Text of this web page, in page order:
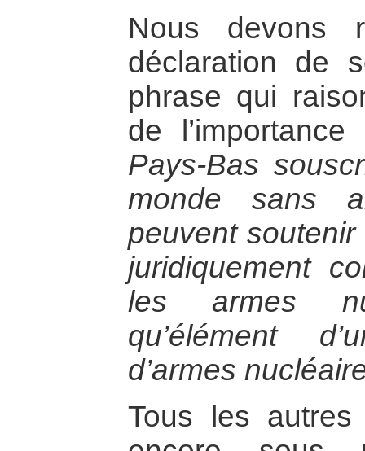
Nous devons
déclaration de
phrase qui
de
Pays-Bas
monde sans
peuvent soutenir
juridiquement
les armes
qu’élément
d’armes
Tous les autres